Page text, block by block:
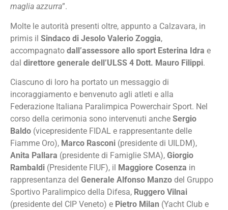
maglia azzurra”.
Molte le autorità presenti oltre, appunto a Calzavara, in
primis il Sindaco di Jesolo Valerio Zoggia,
accompagnato dall’assessore allo sport Esterina Idra e
dal direttore generale dell’ULSS 4 Dott. Mauro Filippi.
Ciascuno di loro ha portato un messaggio di
incoraggiamento e benvenuto agli atleti e alla
Federazione Italiana Paralimpica Powerchair Sport. Nel
corso della cerimonia sono intervenuti anche Sergio
Baldo (vicepresidente FIDAL e rappresentante delle
Fiamme Oro), Marco Rasconi (presidente di UILDM),
Anita Pallara (presidente di Famiglie SMA), Giorgio
Rambaldi (Presidente FIUF), il Maggiore Cosenza in
rappresentanza del Generale Alfonso Manzo del Gruppo
Sportivo Paralimpico della Difesa, Ruggero Vilnai
(presidente del CIP Veneto) e Pietro Milan (Yacht Club e